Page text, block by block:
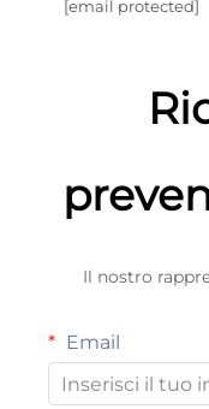
[email protected]
Il nostro
Email